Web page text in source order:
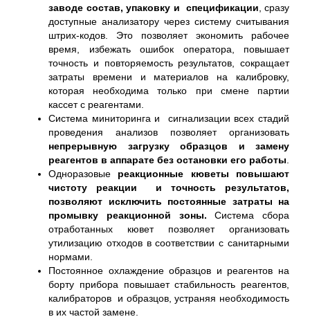
заводе состав, упаковку и спецификации , сразу
доступные анализатору через систему считывания
штрих-кодов. Это позволяет экономить рабочее
время, избежать ошибок оператора, повышает
точность и повторяемость результатов, сокращает
затраты времени и материалов на калибровку,
которая необходима только при смене партии
кассет с реагентами.
Система миниторинга и сигнализации всех стадий
проведения анализов позволяет организовать
непрерывную загрузку образцов и замену
реагентов в аппарате без остановки его работы
Одноразовые реакционные кюветы повышают
чистоту реакции и точность результатов,
позволяют исключить постоянные затраты на
промывку реакционной зоны. Система сбора
отработанных кювет позволяет организовать
утилизацию отходов в соответствии с санитарными
нормами.
Постоянное охлаждение образцов и реагентов на
борту прибора повышает стабильность реагентов,
калибраторов и образцов, устраняя необходимость
в их частой замене.